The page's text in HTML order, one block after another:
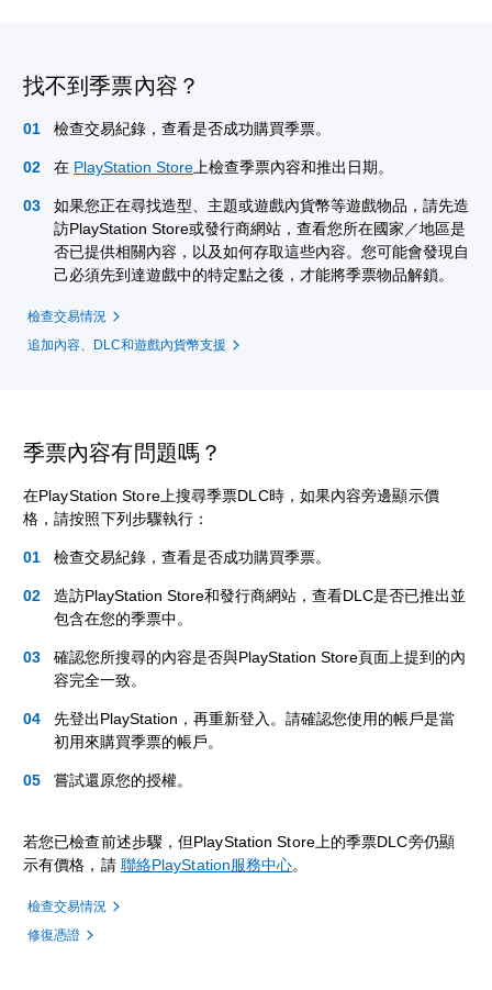
找不到季票內容？
檢查交易紀錄，查看是否成功購買季票。
在 PlayStation Store 上檢查季票內容和推出日期。
如果您正在尋找造型、主題或遊戲內貨幣等遊戲物品，請先造
訪PlayStation Store或發行商網站，查看您所在國家／地區是
否已提供相關內容，以及如何存取這些內容。您可能會發現自
己必須先到達遊戲中的特定點之後，才能將季票物品解鎖。
檢查交易情況
追加內容、DLC和遊戲內貨幣支援
季票內容有問題嗎？
在PlayStation Store上搜尋季票DLC時，如果內容旁邊顯示價
格，請按照下列步驟執行：
檢查交易紀錄，查看是否成功購買季票。
造訪PlayStation Store和發行商網站，查看DLC是否已推出並
包含在您的季票中。
確認您所搜尋的內容是否與PlayStation Store頁面上提到的內
容完全一致。
先登出PlayStation，再重新登入。請確認您使用的帳戶是當
初用來購買季票的帳戶。
嘗試還原您的授權。
若您已檢查前述步驟，但PlayStation Store上的季票DLC旁仍顯
示有價格，請 聯絡PlayStation服務中心。
檢查交易情況
修復憑證